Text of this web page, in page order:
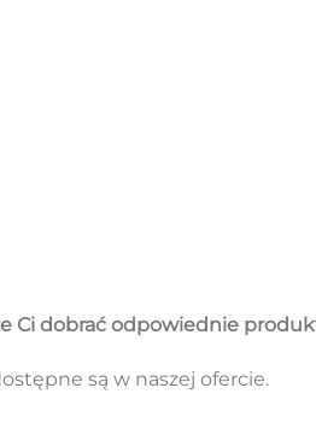
Ci dobrać odpowiednie
są w naszej ofercie.